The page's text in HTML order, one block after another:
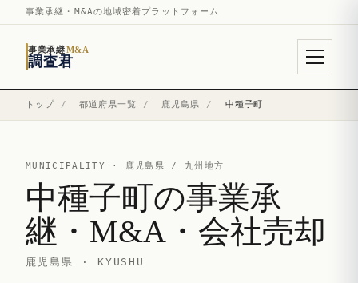
事業承継・M&Aの地域密着プラットフォーム
事業承継M&A
調査君
トップ / 都道府県一覧 / 鹿児島県 / 中種子町
MUNICIPALITY · 鹿児島県 / 九州地方
中種子町の事業承
継・M&A・会社売却
鹿児島県 · KYUSHU